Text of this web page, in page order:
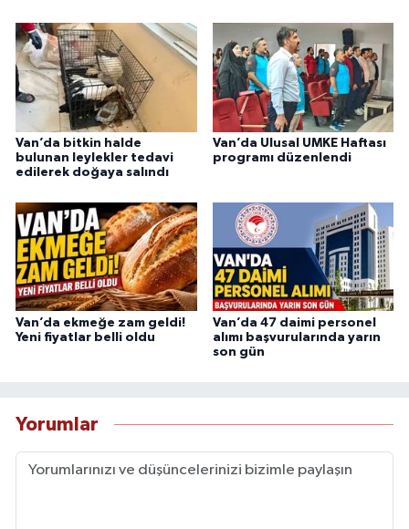
Van’da bitkin halde
bulunan leylekler tedavi
edilerek doğaya salındı
Van’da Ulusal UMKE Haftası
programı düzenlendi
Van’da ekmeğe zam geldi!
Yeni fiyatlar belli oldu
Van’da 47 daimi personel
alımı başvurularında yarın
son gün
Yorumlar